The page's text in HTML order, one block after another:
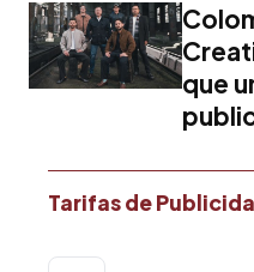
que
Tarifas de